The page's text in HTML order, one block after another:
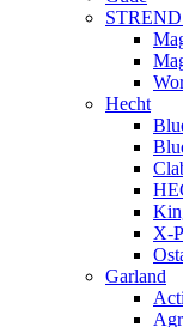
Hecht
X-
Garland